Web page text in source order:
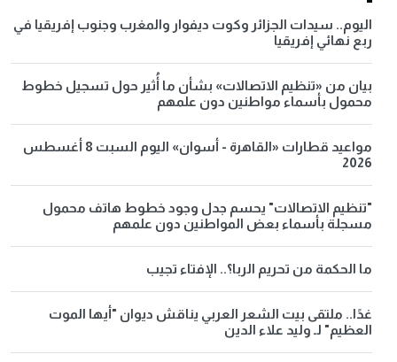
اليوم.. سيدات الجزائر وكوت ديفوار والمغرب وجنوب إفريقيا في
ربع نهائي إفريقيا
بيان من «تنظيم الاتصالات» بشأن ما أُثير حول تسجيل خطوط
محمول بأسماء مواطنين دون علمهم
مواعيد قطارات «القاهرة - أسوان» اليوم السبت 8 أغسطس
2026
"تنظيم الاتصالات" يحسم جدل وجود خطوط هاتف محمول
مسجلة بأسماء بعض المواطنين دون علمهم
ما الحكمة من تحريم الربا؟.. الإفتاء تجيب
غدًا.. ملتقى بيت الشعر العربي يناقش ديوان "أيها الموت
العظيم" لـ وليد علاء الدين